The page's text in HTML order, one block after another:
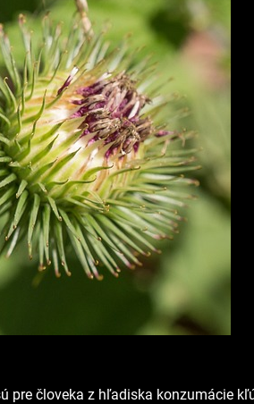
pre človeka z hľadiska konzumácie